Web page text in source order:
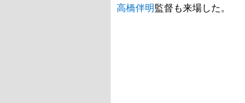
高橋伴明監督も来場した。